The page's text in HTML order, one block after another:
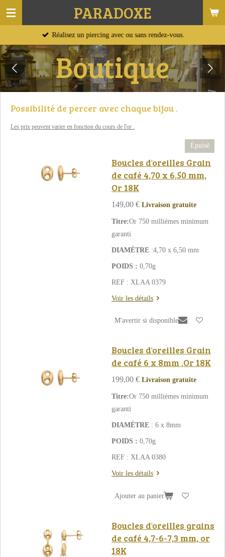
Passer
principal
PARADOXE
Réalisez un piercing avec ou sans rendez-vous.
Boutique
Possibilité de percer avec chaque bijou .
Les prix peuvent varier en fonction du cours de l'or .
Épuisé
Boucles d'oreilles Grain
de café 4,70 x 6,50 mm,
Or 18K
149,00 € Livraison gratuite
Titre:Or 750 millièmes minimum
garanti
DIAMÈTRE :4,70 x 6,50 mm
POIDS : 0,70g
REF : XLAA 0379
Voir les détails
M'avertir si disponible
Boucles d'oreilles Grain
de café 6 x 8mm ,Or 18K
199,00 € Livraison gratuite
Titre:Or 750 millièmes minimum
garanti
DIAMÈTRE : 6 x 8mm
POIDS : 0,70g
REF : XLAA 0380
Voir les détails
Ajouter au panier
Boucles d'oreilles grains
de café 4,7-6-7,3 mm, or
18K